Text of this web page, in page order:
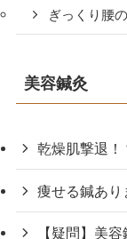
ぎっくり腰
美容鍼灸
乾燥肌撃退
痩せる鍼あり
【疑問】美